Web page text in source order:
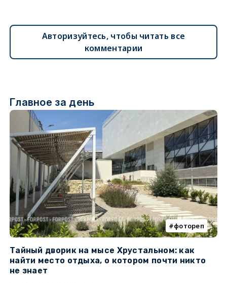
Авторизуйтесь, чтобы читать все
комментарии
Главное за день
фотореп
Тайный дворик на мысе Хрустальном: как
найти место отдыха, о котором почти никто
не знает